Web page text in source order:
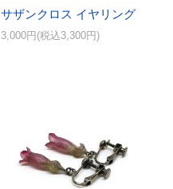
サザンクロス イヤリング
3,000円(税込3,300円)